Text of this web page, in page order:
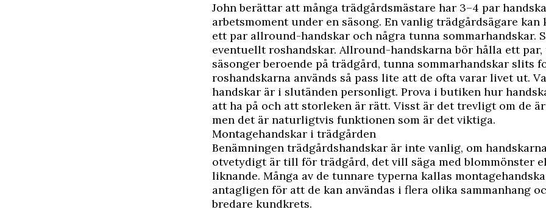
John berättar att många trädgårdsmästare har 3–4 par
arbetsmoment under en säsong. En vanlig trädgårdsägare kan
ett par allround-handskar och några tunna sommarhandskar.
eventuellt roshandskar. Allround-handskarna bör hålla ett par,
säsonger beroende på trädgård, tunna sommarhandskar slits
roshandskarna används så pass lite att de ofta varar livet ut.
handskar är i slutänden personligt. Prova i butiken hur
att ha på och att storleken är rätt. Visst är det trevligt om de
men det är naturligtvis funktionen som är det viktiga.
Montagehandskar i trädgården
Benämningen trädgårdshandskar är inte vanlig, om
otvetydigt är till för trädgård, det vill säga med blommönster
liknande. Många av de tunnare typerna kallas
antagligen för att de kan användas i flera olika sammanhang
bredare kundkrets.